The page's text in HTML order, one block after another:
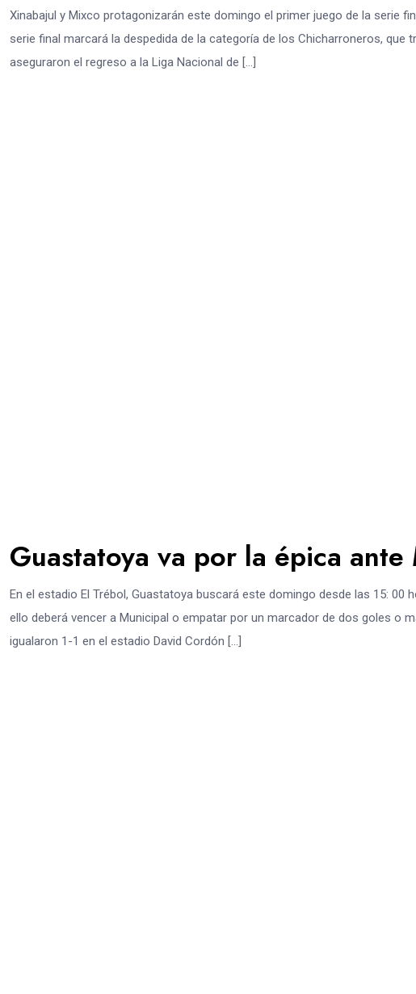
Xinabajul y Mixco protagonizarán este domingo el primer juego de la serie
serie final marcará la despedida de la categoría de los Chicharroneros,
aseguraron el regreso a la Liga Nacional de […]
Guastatoya va por la épica ante
En el estadio El Trébol, Guastatoya buscará este domingo desde las 15:
ello deberá vencer a Municipal o empatar por un marcador de dos goles o
igualaron 1-1 en el estadio David Cordón […]